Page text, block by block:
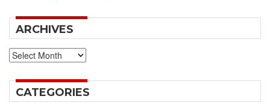
ARCHIVES
Archives
CATEGORIES